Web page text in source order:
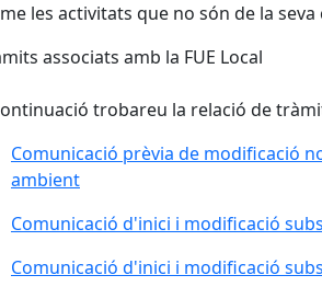
les activitats que no són de la seva
associats amb la FUE Local
trobareu la relació de
Comunicació prèvia de modificació
ambient
Comunicació d'inici i modificació
Comunicació d'inici i modificació